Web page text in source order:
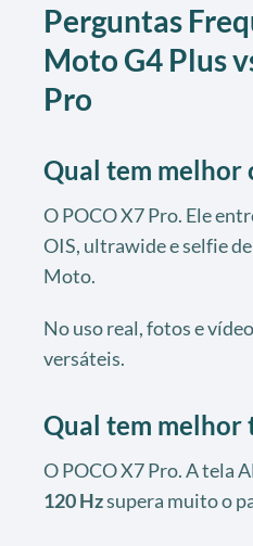
Perguntas
Moto G4 Plus
Pro
Qual tem melhor
O POCO X7 Pro. Ele
OIS, ultrawide e selfie de
Moto.
No uso real, fotos e
versáteis.
Qual tem melhor
O POCO X7 Pro. A tela
120 Hzsupera muito o